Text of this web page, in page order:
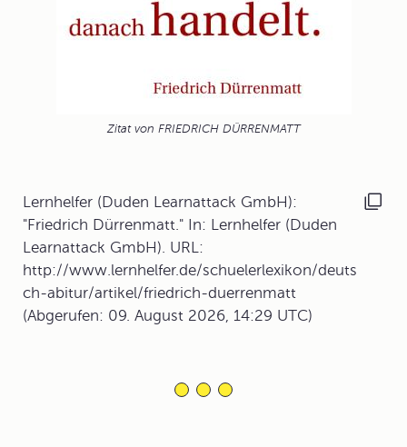
Zitat von FRIEDRICH DÜRRENMATT
Lernhelfer (Duden Learnattack GmbH):
"Friedrich Dürrenmatt." In: Lernhelfer (Duden
Learnattack GmbH). URL:
http://www.lernhelfer.de/schuelerlexikon/deuts
ch-abitur/artikel/friedrich-duerrenmatt
(Abgerufen: 09. August 2026, 14:29 UTC)